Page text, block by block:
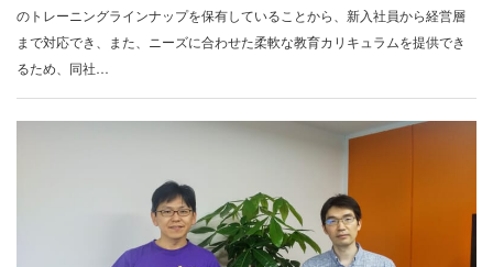
のトレーニングラインナップを保有していることから、新入社員から経営層
まで対応でき、また、ニーズに合わせた柔軟な教育カリキュラムを提供でき
るため、同社…